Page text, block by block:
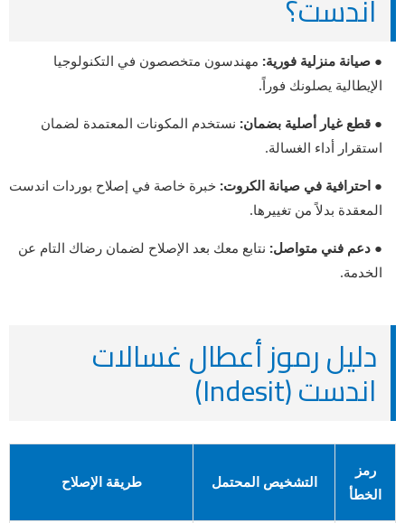
● صيانة منزلية فورية: مهندسون متخصصون في التكنولوجيا
الإيطالية يصلونك فوراً.
● قطع غيار أصلية بضمان: نستخدم المكونات المعتمدة لضمان
استقرار أداء الغسالة.
● احترافية في صيانة الكروت: خبرة خاصة في إصلاح بوردات اندست
المعقدة بدلاً من تغييرها.
● دعم فني متواصل: نتابع معك بعد الإصلاح لضمان رضاك التام عن
الخدمة.
دليل رموز أعطال غسالات
اندست (Indesit)
رمز
الخطأ
التشخيص المحتمل طريقة الإصلاح